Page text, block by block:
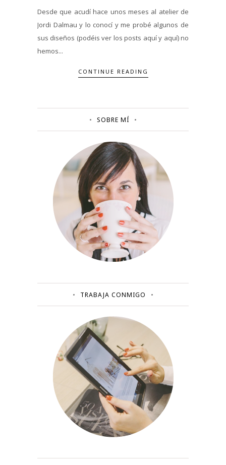
Desde que acudí hace unos meses al atelier de
Jordi Dalmau y lo conocí y me probé algunos de
sus diseños (podéis ver los posts aquí y aquí) no
hemos...
CONTINUE READING
SOBRE MÍ
TRABAJA CONMIGO